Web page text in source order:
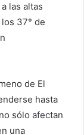
las altas
37° de
de El
hasta
sólo afectan
una